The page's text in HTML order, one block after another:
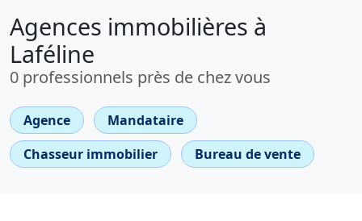
Agences immobilières à
Laféline
0 professionnels près de chez vous
Agence
Mandataire
Chasseur immobilier
Bureau de vente